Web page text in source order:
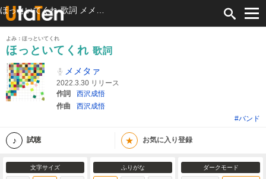
よみ：ほっといてくれ
ほっといてくれ 歌詞
メメタァ
2022.3.30 リリース
作詞
西沢成悟
作曲
西沢成悟
#バンド
試聴 ★ お気に入り登録
文字サイズ ふりがな ダークモード